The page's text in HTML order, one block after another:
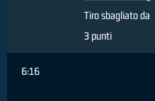
Tiro sbagliato da
3 punti
6:16